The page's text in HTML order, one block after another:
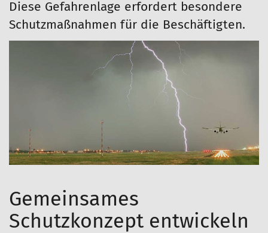
Diese Gefahrenlage erfordert besondere
Schutzmaßnahmen für die Beschäftigten.
Gemeinsames
Schutzkonzept entwickeln